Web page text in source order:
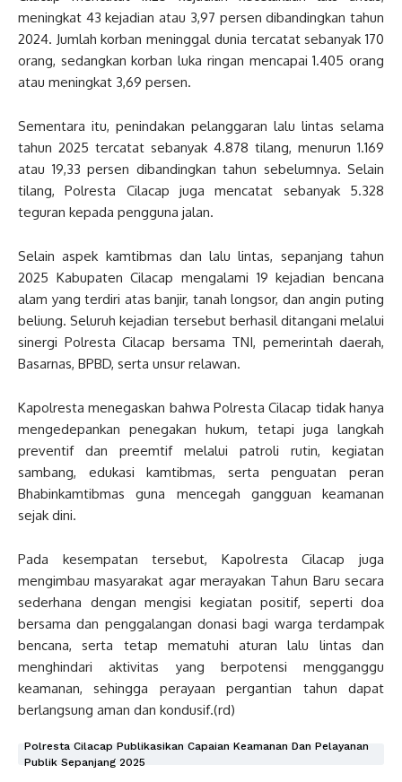
meningkat 43 kejadian atau 3,97 persen dibandingkan tahun
2024. Jumlah korban meninggal dunia tercatat sebanyak 170
orang, sedangkan korban luka ringan mencapai 1.405 orang
atau meningkat 3,69 persen.
Sementara itu, penindakan pelanggaran lalu lintas selama
tahun 2025 tercatat sebanyak 4.878 tilang, menurun 1.169
atau 19,33 persen dibandingkan tahun sebelumnya. Selain
tilang, Polresta Cilacap juga mencatat sebanyak 5.328
teguran kepada pengguna jalan.
Selain aspek kamtibmas dan lalu lintas, sepanjang tahun
2025 Kabupaten Cilacap mengalami 19 kejadian bencana
alam yang terdiri atas banjir, tanah longsor, dan angin puting
beliung. Seluruh kejadian tersebut berhasil ditangani melalui
sinergi Polresta Cilacap bersama TNI, pemerintah daerah,
Basarnas, BPBD, serta unsur relawan.
Kapolresta menegaskan bahwa Polresta Cilacap tidak hanya
mengedepankan penegakan hukum, tetapi juga langkah
preventif dan preemtif melalui patroli rutin, kegiatan
sambang, edukasi kamtibmas, serta penguatan peran
Bhabinkamtibmas guna mencegah gangguan keamanan
sejak dini.
Pada kesempatan tersebut, Kapolresta Cilacap juga
mengimbau masyarakat agar merayakan Tahun Baru secara
sederhana dengan mengisi kegiatan positif, seperti doa
bersama dan penggalangan donasi bagi warga terdampak
bencana, serta tetap mematuhi aturan lalu lintas dan
menghindari aktivitas yang berpotensi mengganggu
keamanan, sehingga perayaan pergantian tahun dapat
berlangsung aman dan kondusif.(rd)
Polresta Cilacap Publikasikan Capaian Keamanan Dan Pelayanan
Publik Sepanjang 2025